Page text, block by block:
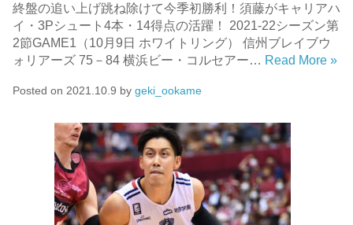
終盤の追い上げ跳ね除けて今季初勝利！須藤がキャリアハ
イ・3Pシュート4本・14得点の活躍！ 2021-22シーズン第
2節GAME1（10月9日 ホワイトリング） 信州ブレイブウ
ォリアーズ 75－84 横浜ビー・コルセアー… Read More »
Posted on 2021.10.9 by geki_ookame